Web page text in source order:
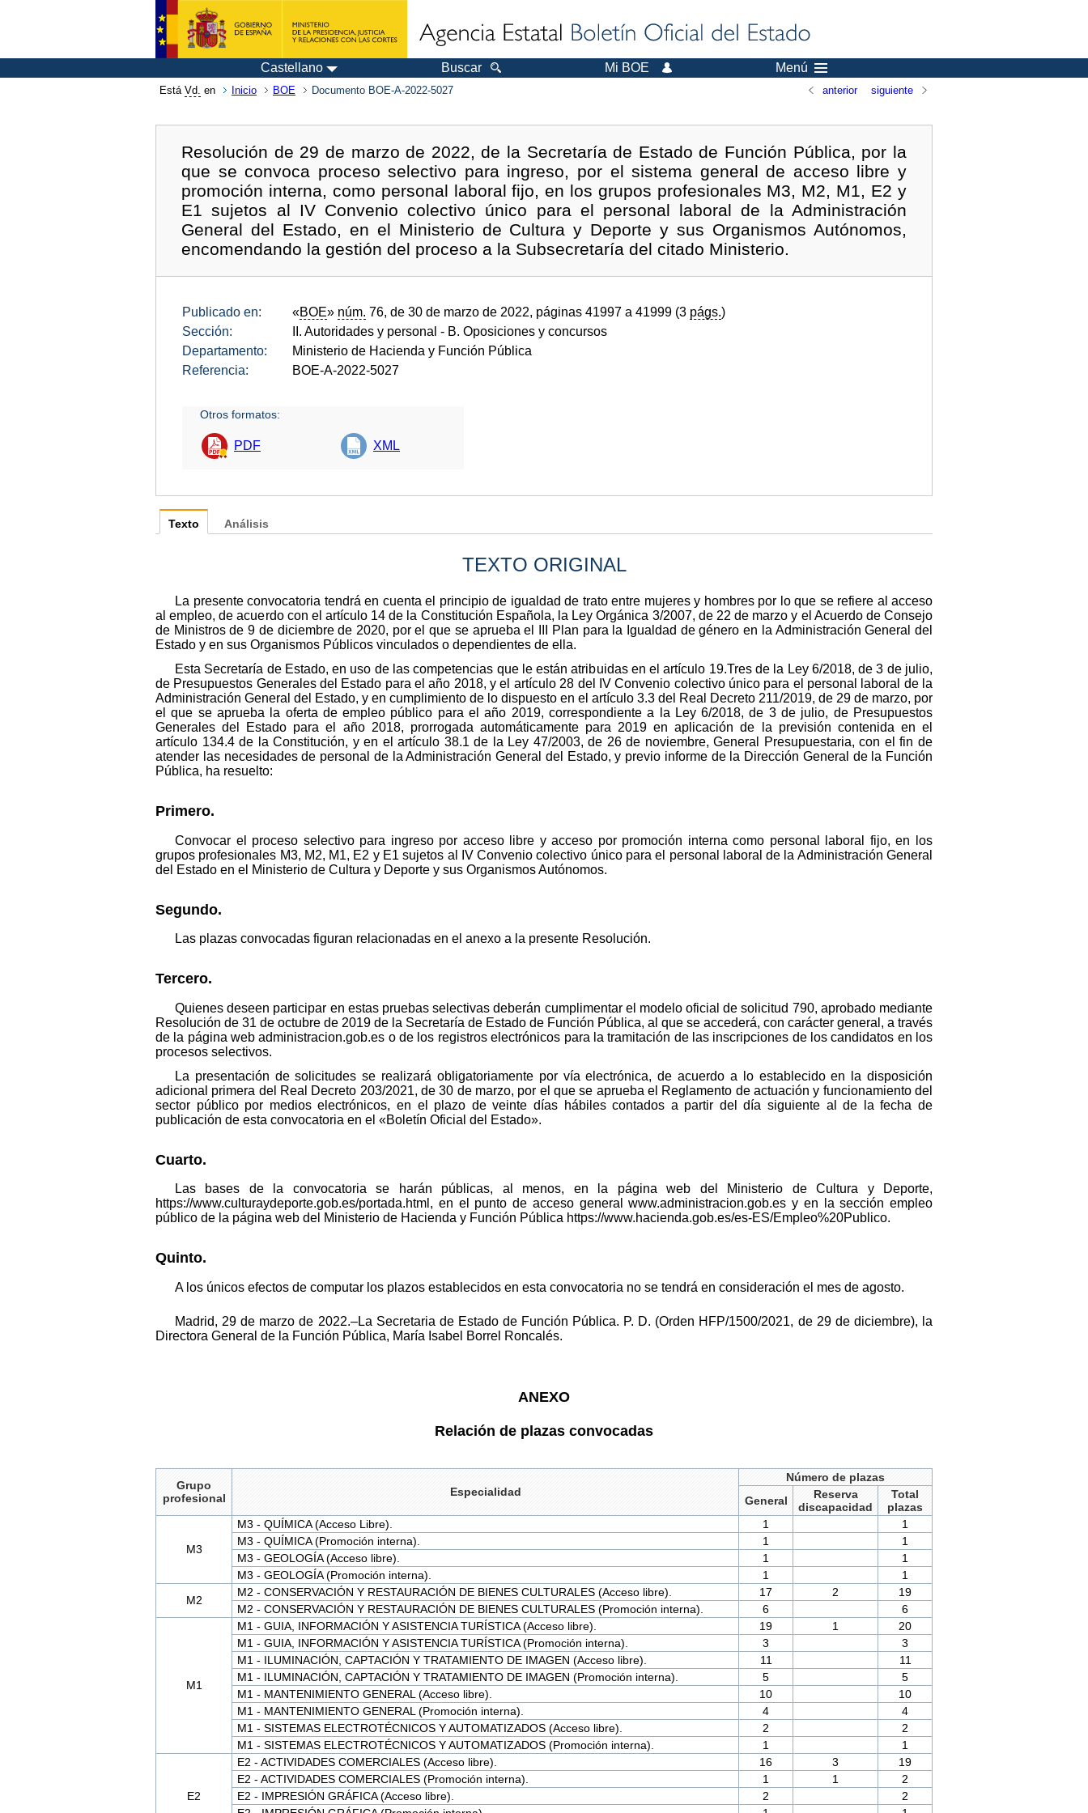
Castellano Buscar Mi BOE Menú
Está Vd. en Inicio BOE Documento BOE-A-2022-5027 anterior siguiente
Resolución de 29 de marzo de 2022, de la Secretaría de Estado de Función Pública, por la
que se convoca proceso selectivo para ingreso, por el sistema general de acceso libre y
promoción interna, como personal laboral fijo, en los grupos profesionales M3, M2, M1, E2 y
E1 sujetos al IV Convenio colectivo único para el personal laboral de la Administración
General del Estado, en el Ministerio de Cultura y Deporte y sus Organismos Autónomos,
encomendando la gestión del proceso a la Subsecretaría del citado Ministerio.
Publicado en: «BOE» núm. 76, de 30 de marzo de 2022, páginas 41997 a 41999 (3 págs.)
Sección:
II. Autoridades y personal - B. Oposiciones y concursos
Departamento:
Ministerio de Hacienda y Función Pública
Referencia:
BOE-A-2022-5027
Otros formatos:
PDF XML
Texto
TEXTO ORIGINAL
La presente convocatoria tendrá en cuenta el principio de igualdad de trato entre mujeres y hombres por lo que se refiere al acceso
al empleo, de acuerdo con el artículo 14 de la Constitución Española, la Ley Orgánica 3/2007, de 22 de marzo y el Acuerdo de Consejo
de Ministros de 9 de diciembre de 2020, por el que se aprueba el III Plan para la Igualdad de género en la Administración General del
Estado y en sus Organismos Públicos vinculados o dependientes de ella.
Esta Secretaría de Estado, en uso de las competencias que le están atribuidas en el artículo 19.Tres de la Ley 6/2018, de 3 de julio,
de Presupuestos Generales del Estado para el año 2018, y el artículo 28 del IV Convenio colectivo único para el personal laboral de la
Administración General del Estado, y en cumplimiento de lo dispuesto en el artículo 3.3 del Real Decreto 211/2019, de 29 de marzo, por
el que se aprueba la oferta de empleo público para el año 2019, correspondiente a la Ley 6/2018, de 3 de julio, de Presupuestos
Generales del Estado para el año 2018, prorrogada automáticamente para 2019 en aplicación de la previsión contenida en el
artículo 134.4 de la Constitución, y en el artículo 38.1 de la Ley 47/2003, de 26 de noviembre, General Presupuestaria, con el fin de
atender las necesidades de personal de la Administración General del Estado, y previo informe de la Dirección General de la Función
Pública, ha resuelto:
Primero.
Convocar el proceso selectivo para ingreso por acceso libre y acceso por promoción interna como personal laboral fijo, en los
grupos profesionales M3, M2, M1, E2 y E1 sujetos al IV Convenio colectivo único para el personal laboral de la Administración General
del Estado en el Ministerio de Cultura y Deporte y sus Organismos Autónomos.
Segundo.
Las plazas convocadas figuran relacionadas en el anexo a la presente Resolución.
Tercero.
Quienes deseen participar en estas pruebas selectivas deberán cumplimentar el modelo oficial de solicitud 790, aprobado mediante
Resolución de 31 de octubre de 2019 de la Secretaría de Estado de Función Pública, al que se accederá, con carácter general, a través
de la página web administracion.gob.es o de los registros electrónicos para la tramitación de las inscripciones de los candidatos en los
procesos selectivos.
La presentación de solicitudes se realizará obligatoriamente por vía electrónica, de acuerdo a lo establecido en la disposición
adicional primera del Real Decreto 203/2021, de 30 de marzo, por el que se aprueba el Reglamento de actuación y funcionamiento del
sector público por medios electrónicos, en el plazo de veinte días hábiles contados a partir del día siguiente al de la fecha de
publicación de esta convocatoria en el «Boletín Oficial del Estado».
Cuarto.
Las bases de la convocatoria se harán públicas, al menos, en la página web del Ministerio de Cultura y Deporte,
https://www.culturaydeporte.gob.es/portada.html, en el punto de acceso general www.administracion.gob.es y en la sección empleo
público de la página web del Ministerio de Hacienda y Función Pública https://www.hacienda.gob.es/es-ES/Empleo%20Publico.
Quinto.
A los únicos efectos de computar los plazos establecidos en esta convocatoria no se tendrá en consideración el mes de agosto.
Madrid, 29 de marzo de 2022.–La Secretaria de Estado de Función Pública. P. D. (Orden HFP/1500/2021, de 29 de diciembre), la
Directora General de la Función Pública, María Isabel Borrel Roncalés.
ANEXO
Relación de plazas convocadas
Grupo
profesional
Especialidad
Número de plazas
General
Reserva
discapacidad
Total
plazas
M3
M3 - QUÍMICA (Acceso Libre). 1
1
M3 - QUÍMICA (Promoción interna).
1
1
M3 - GEOLOGÍA (Acceso libre).
1
1
M3 - GEOLOGÍA (Promoción interna).
1
1
M2
M2 - CONSERVACIÓN Y RESTAURACIÓN DE BIENES CULTURALES (Acceso libre). 17 2
19
M2 - CONSERVACIÓN Y RESTAURACIÓN DE BIENES CULTURALES (Promoción interna).
6 6
M1
M1 - GUIA, INFORMACIÓN Y ASISTENCIA TURÍSTICA (Acceso libre). 19 1
20
M1 - GUIA, INFORMACIÓN Y ASISTENCIA TURÍSTICA (Promoción interna).
3
3
M1 - ILUMINACIÓN, CAPTACIÓN Y TRATAMIENTO DE IMAGEN (Acceso libre).
11
11
M1 - ILUMINACIÓN, CAPTACIÓN Y TRATAMIENTO DE IMAGEN (Promoción interna).
5
5
M1 - MANTENIMIENTO GENERAL (Acceso libre).
10
10
M1 - MANTENIMIENTO GENERAL (Promoción interna).
4
4
M1 - SISTEMAS ELECTROTÉCNICOS Y AUTOMATIZADOS (Acceso libre).
2
2
M1 - SISTEMAS ELECTROTÉCNICOS Y AUTOMATIZADOS (Promoción interna).
1 1
E2
E2 - ACTIVIDADES COMERCIALES (Acceso libre). 16 3
19
E2 - ACTIVIDADES COMERCIALES (Promoción interna).
1 1
2
E2 - IMPRESIÓN GRÁFICA (Acceso libre).
2
2
Análisis